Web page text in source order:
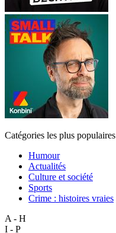
Catégories les plus populaires
Humour
Actualités
Culture et société
Sports
Crime : histoires vraies
A - H
I - P